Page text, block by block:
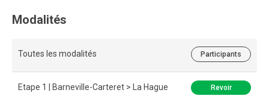
Modalités
Toutes les modalités Participants
Etape 1 | Barneville-Carteret > La Hague Revoir